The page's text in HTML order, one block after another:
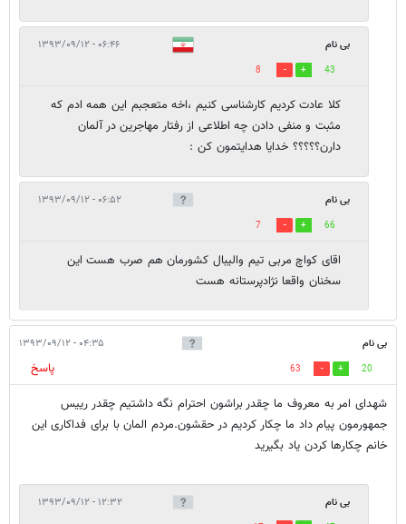
بی نام ۰۶:۴۶ - ۱۳۹۳/۰۹/۱۲
43
8
کلا عادت کردیم کارشناسی کنیم ،اخه متعجبم این همه ادم که
مثبت و منفی دادن چه اطلاعی از رفتار مهاجرین در آلمان
دارن؟؟؟؟؟ خدایا هدایتمون کن :
بی نام ۰۶:۵۲ - ۱۳۹۳/۰۹/۱۲
66
7
اقای کواچ مربی تیم والیبال کشورمان هم صرب هست این
سخنان واقعا نژادپرستانه هست
بی نام ۰۴:۳۵ - ۱۳۹۳/۰۹/۱۲
20
63
پاسخ
شهدای امر به معروف ما چقدر براشون احترام نگه داشتیم چقدر رییس
جمهورمون پیام داد ما چکار کردیم در حقشون.مردم المان با برای فداکاری این
خانم چکارها کردن یاد بگیرید
بی نام ۱۲:۳۲ - ۱۳۹۳/۰۹/۱۲